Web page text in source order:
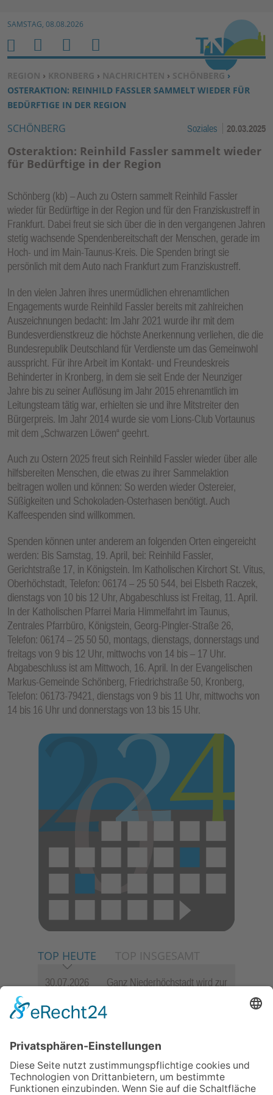
Zum Inhalt springen ↓
SAMSTAG, 08.08.2026
SIE BEFINDEN SICH HIER:
REGION › KRONBERG › NACHRICHTEN › SCHÖNBERG ›
OSTERAKTION: REINHILD FASSLER SAMMELT WIEDER FÜR
BEDÜRFTIGE IN DER REGION
SCHÖNBERG Soziales 20.03.2025
Osteraktion: Reinhild Fassler sammelt wieder
für Bedürftige in der Region
Schönberg (kb) – Auch zu Ostern sammelt Reinhild Fassler
wieder für Bedürftige in der Region und für den Franziskustreff in
Frankfurt. Dabei freut sie sich über die in den vergangenen Jahren
stetig wachsende Spendenbereitschaft der Menschen, gerade im
Hoch- und im Main-Taunus-Kreis. Die Spenden bringt sie
persönlich mit dem Auto nach Frankfurt zum Franziskustreff.
In den vielen Jahren ihres unermüdlichen ehrenamtlichen
Engagements wurde Reinhild Fassler bereits mit zahlreichen
Auszeichnungen bedacht: Im Jahr 2021 wurde ihr mit dem
Bundesverdienstkreuz die höchste Anerkennung verliehen, die die
Bundesrepublik Deutschland für Verdienste um das Gemeinwohl
ausspricht. Für ihre Arbeit im Kontakt- und Freundeskreis
Behinderter in Kronberg, in dem sie seit Ende der Neunziger
Jahre bis zu seiner Auflösung im Jahr 2015 ehrenamtlich im
Leitungsteam tätig war, erhielten sie und ihre Mitstreiter den
Bürgerpreis. Im Jahr 2014 wurde sie vom Lions-Club Vortaunus
mit dem „Schwarzen Löwen“ geehrt.
Auch zu Ostern 2025 freut sich Reinhild Fassler wieder über alle
hilfsbereiten Menschen, die etwas zu ihrer Sammelaktion
beitragen wollen und können: So werden wieder Ostereier,
Süßigkeiten und Schokoladen-Osterhasen benötigt. Auch
Kaffeespenden sind willkommen.
Spenden können unter anderem an folgenden Orten eingereicht
werden: Bis Samstag, 19. April, bei: Reinhild Fassler,
Gerichtstraße 17, in Königstein. Im Katholischen Kirchort St. Vitus,
Oberhöchstadt, Telefon: 06174 – 25 50 544, bei Elsbeth Raczek,
dienstags von 10 bis 12 Uhr, Abgabeschluss ist Freitag, 11. April.
In der Katholischen Pfarrei Maria Himmelfahrt im Taunus,
Zentrales Pfarrbüro, Königstein, Georg-Pingler-Straße 26,
Telefon: 06174 – 25 50 50, montags, dienstags, donnerstags und
freitags von 9 bis 12 Uhr, mittwochs von 14 bis – 17 Uhr.
Abgabeschluss ist am Mittwoch, 16. April. In der Evangelischen
Markus-Gemeinde Schönberg, Friedrichstraße 50, Kronberg,
Telefon: 06173-79421, dienstags von 9 bis 11 Uhr, mittwochs von
14 bis 16 Uhr und donnerstags von 13 bis 15 Uhr.
TOP HEUTE TOP INSGESAMT
30.07.2026
Ganz Niederhöchstadt wird zur
06.08.2026
Jugendchor Hochtaunus
Programm „Changes“
Sommerabend: Der Rettershof
lädt wieder zum Weinfest ein
H
O
M
E
M
E
N
U
S
U
C
H
E
N
B
E
N
U
E
R
U
N
K
TI
O
N
E
N